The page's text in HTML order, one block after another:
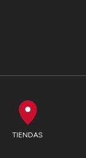
TIENDAS